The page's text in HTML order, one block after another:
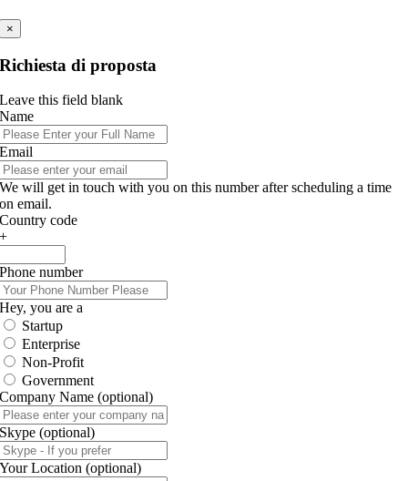
×
Richiesta di proposta
Leave this field blank
Name
Email
We will get in touch with you on this number after scheduling a time
on email.
Country code
+
Phone number
Hey, you are a
Startup
Enterprise
Non-Profit
Government
Company Name (optional)
Skype (optional)
Your Location (optional)